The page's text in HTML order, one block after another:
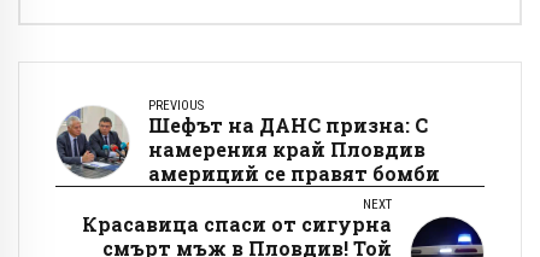
PREVIOUS
Шефът на ДАНС призна: С
намерения край Пловдив
америций се правят бомби
NEXT
Красавица спаси от сигурна
смърт мъж в Пловдив! Той